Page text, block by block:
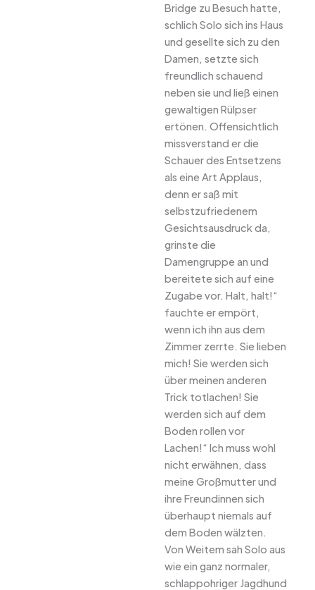
Bridge zu Besuch hatte,
schlich Solo sich ins Haus
und gesellte sich zu den
Damen, setzte sich
freundlich schauend
neben sie und ließ einen
gewaltigen Rülpser
ertönen. Offensichtlich
missverstand er die
Schauer des Entsetzens
als eine Art Applaus,
denn er saß mit
selbstzufriedenem
Gesichtsausdruck da,
grinste die
Damengruppe an und
bereitete sich auf eine
Zugabe vor. Halt, halt!“
fauchte er empört,
wenn ich ihn aus dem
Zimmer zerrte. Sie lieben
mich! Sie werden sich
über meinen anderen
Trick totlachen! Sie
werden sich auf dem
Boden rollen vor
Lachen!“ Ich muss wohl
nicht erwähnen, dass
meine Großmutter und
ihre Freundinnen sich
überhaupt niemals auf
dem Boden wälzten.
Von Weitem sah Solo aus
wie ein ganz normaler,
schlappohriger Jagdhund